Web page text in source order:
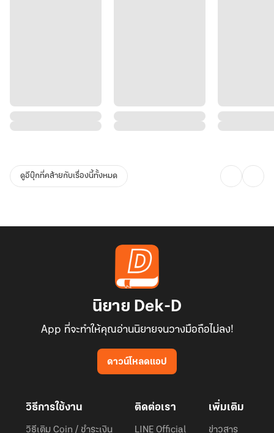
ดูอีบุ๊กที่คล้ายกับเรื่องนี้ทั้งหมด
นิยาย Dek-D
App ที่จะทำให้คุณอ่านนิยายจนวางมือถือไม่ลง!
ดาวน์โหลดแอป
วิธีการใช้งาน
วิธีเติม Coin / ชำระเงิน
ติดต่อเรา
LINE Official
เพิ่มเติม
ข่าวสาร